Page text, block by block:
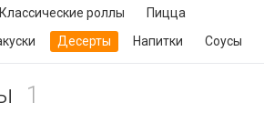
Классические роллы
Пицца
Десерты Напитки Соусы
1